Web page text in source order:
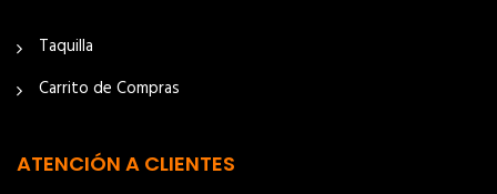
Taquilla
Carrito de Compras
ATENCIÓN A CLIENTES